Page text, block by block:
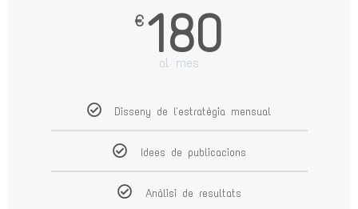
€ 180
al mes
Disseny de l'estratègia mensual
Idees de publicacions
Anàlisi de resultats